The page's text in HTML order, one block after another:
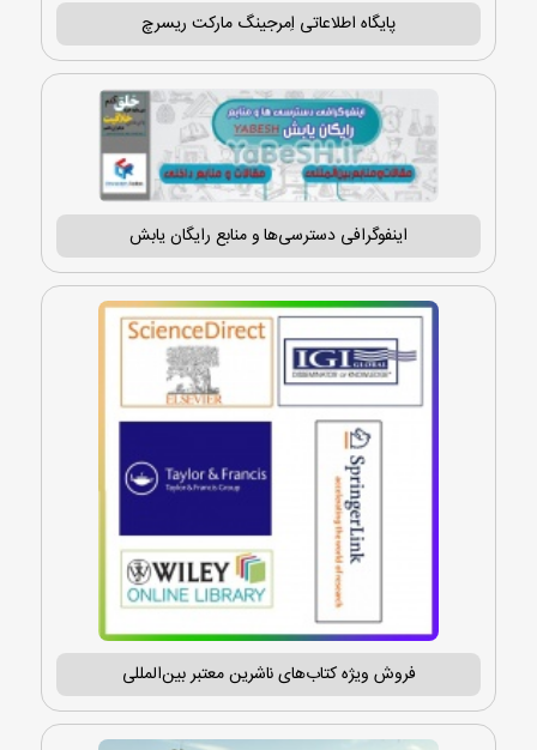
پایگاه اطلاعاتی اِمرجینگ مارکت ریسرچ
اینفوگرافی دسترسی‌ها و منابع رایگان یابش
فروش ویژه کتاب‌های ناشرین معتبر بین‌المللی